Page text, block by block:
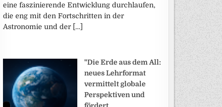
eine faszinierende Entwicklung durchlaufen,
die eng mit den Fortschritten in der
Astronomie und der […]
"Die Erde aus dem All:
neues Lehrformat
vermittelt globale
Perspektiven und
fördert